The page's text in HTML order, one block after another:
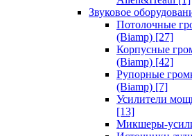
Звуковое
Потолочные
(Biamp) [27]
Корпусные
(Biamp) [42]
Рупорные
(Biamp) [7]
Усилители
[13]
Микшеры-